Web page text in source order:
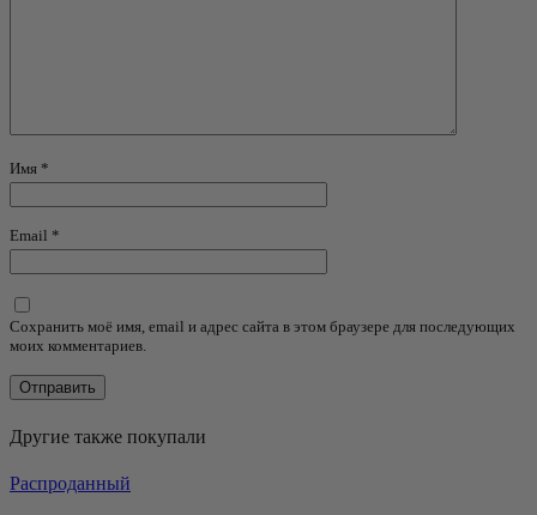
Имя *
Email *
Сохранить моё имя, email и адрес сайта в этом браузере для последующих
моих комментариев.
Другие также покупали
Распроданный